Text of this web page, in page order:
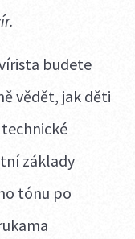
budete
vědět, jak děti
základy
tónu po